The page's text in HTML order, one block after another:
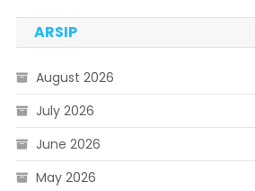
ARSIP
August 2026
July 2026
June 2026
May 2026